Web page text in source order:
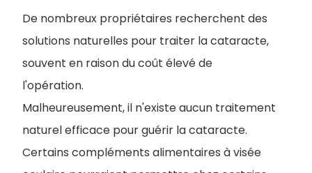
De nombreux propriétaires recherchent des
solutions naturelles pour traiter la cataracte,
souvent en raison du coût élevé de
l'opération.
Malheureusement, il n'existe aucun traitement
naturel efficace pour guérir la cataracte.
Certains compléments alimentaires à visée